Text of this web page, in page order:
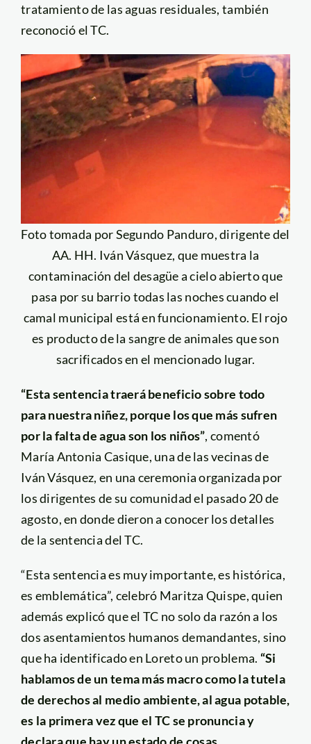
tratamiento de las aguas residuales, también
reconoció el TC.
Foto tomada por Segundo Panduro, dirigente del
AA. HH. Iván Vásquez, que muestra la
contaminación del desagüe a cielo abierto que
pasa por su barrio todas las noches cuando el
camal municipal está en funcionamiento. El rojo
es producto de la sangre de animales que son
sacrificados en el mencionado lugar.
“Esta sentencia traerá beneficio sobre todo
para nuestra niñez, porque los que más sufren
por la falta de agua son los niños”, comentó
María Antonia Casique, una de las vecinas de
Iván Vásquez, en una ceremonia organizada por
los dirigentes de su comunidad el pasado 20 de
agosto, en donde dieron a conocer los detalles
de la sentencia del TC.
“Esta sentencia es muy importante, es histórica,
es emblemática”, celebró Maritza Quispe, quien
además explicó que el TC no solo da razón a los
dos asentamientos humanos demandantes, sino
que ha identificado en Loreto un problema. “Si
hablamos de un tema más macro como la tutela
de derechos al medio ambiente, al agua potable,
es la primera vez que el TC se pronuncia y